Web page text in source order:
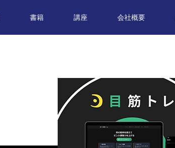
書籍 講座 会社概要